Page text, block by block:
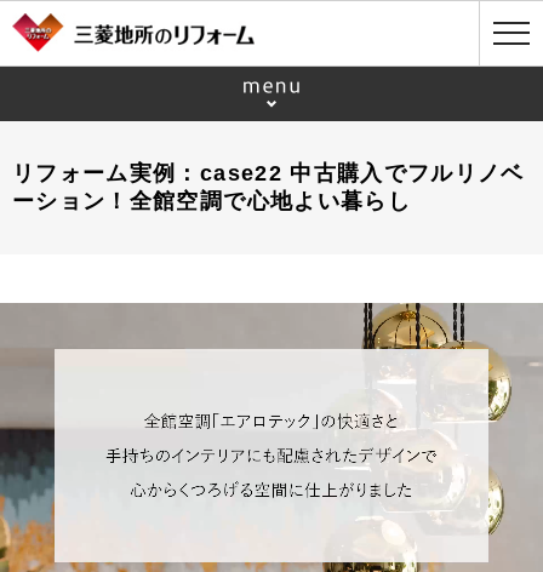
リフォーム実例：case22 中古購入でフルリノベ
ーション！全館空調で心地よい暮らし